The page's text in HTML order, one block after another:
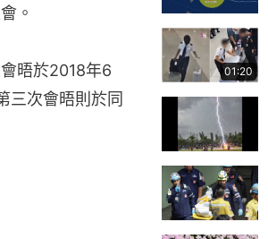
。
晤於2018年6
三次會晤則於同
01:20